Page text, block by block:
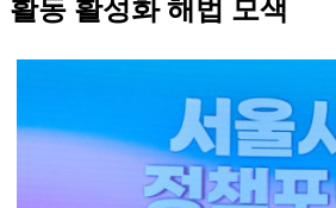
활동 활성화 해법 모색